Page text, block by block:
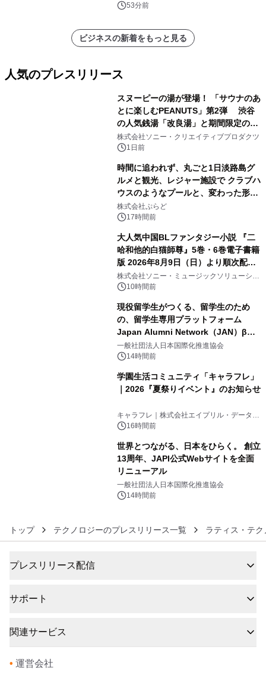
53分前
ビジネスの新着をもっと見る
人気のプレスリリース
スヌーピーの湯が登場！ 「サウナのあ
とに楽しむPEANUTS」第2弾 渋谷
の人気銭湯「改良湯」と期間限定のコ
ラボレーション サウナイキタイコラ
ボグッズも発売決定！
株式会社ソニー・クリエイティブプロダクツ
1日前
時間に追われず、丸ごと1日淡路島グ
ルメと観光、レジャー施設で クラブハ
ウスのようなプールと、変わった形の
サウナも 「THE BOXY AWAJI」のお
得な素泊まり連泊プランで
株式会社ぷらど
17時間前
大人気中国BLファンタジー小説 『二
哈和他的白猫師尊』5巻・6巻電子書籍
版 2026年8月9日（日）より順次配信
開始
株式会社ソニー・ミュージックソリューショ
ンズ10時間前
現役留学生がつくる、留学生のため
の、留学生専用プラットフォーム
Japan Alumni Network（JAN）β版
をリリース
一般社団法人日本国際化推進協会
14時間前
学園生活コミュニティ「キャラフレ」
｜2026『夏祭りイベント』のお知らせ
キャラフレ｜株式会社エイプリル・データ・
デザインズ
16時間前
世界とつながる、日本をひらく。 創立
13周年、JAPI公式Webサイトを全面
リニューアル
一般社団法人日本国際化推進協会
14時間前
トップ テクノロジーのプレスリリース一覧 ラティス・テ
プレスリリース配信
サポート
関連サービス
• 運営会社